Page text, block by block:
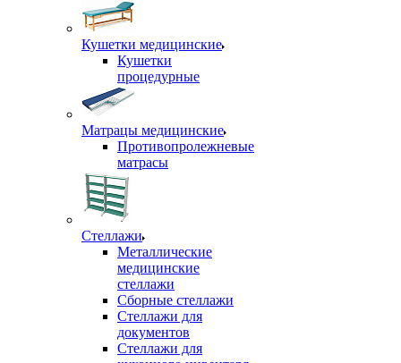
Кушетки медицинские
Кушетки
процедурные
Матрацы медицинские
Противопролежневые
матрасы
Стеллажи
Металлические
медицинские
стеллажи
Сборные стеллажи
Стеллажи для
документов
Стеллажи для